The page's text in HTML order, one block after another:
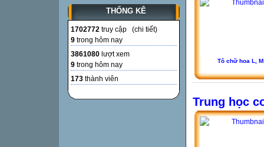
THỐNG KÊ
1702772 truy cập (chi tiết)
9 trong hôm nay
3861080 lượt xem
9 trong hôm nay
173 thành viên
Tô chữ hoa L,
Trung học